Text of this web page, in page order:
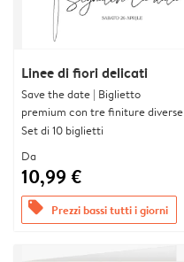
Linee di fiori delicati
Save the date | Biglietto
premium con tre finiture diverse
Set di 10 biglietti
Da
10,99 €
offers Prezzi bassi tutti i giorni